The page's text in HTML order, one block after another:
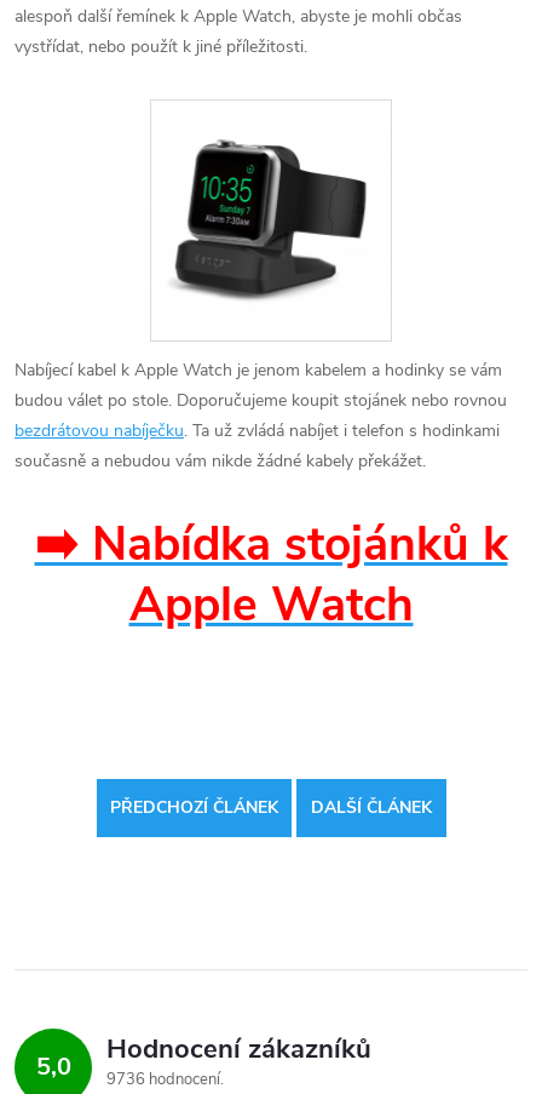
alespoň další řemínek k Apple Watch, abyste je mohli občas
vystřídat, nebo použít k jiné příležitosti.
Nabíjecí kabel k Apple Watch je jenom kabelem a hodinky se vám
budou válet po stole. Doporučujeme koupit stojánek nebo rovnou
bezdrátovou nabíječku. Ta už zvládá nabíjet i telefon s hodinkami
současně a nebudou vám nikde žádné kabely překážet.
➡️ Nabídka stojánků k
Apple Watch
PŘEDCHOZÍ ČLÁNEK DALŠÍ ČLÁNEK
5,0 Hodnocení zákazníků
9736 hodnocení